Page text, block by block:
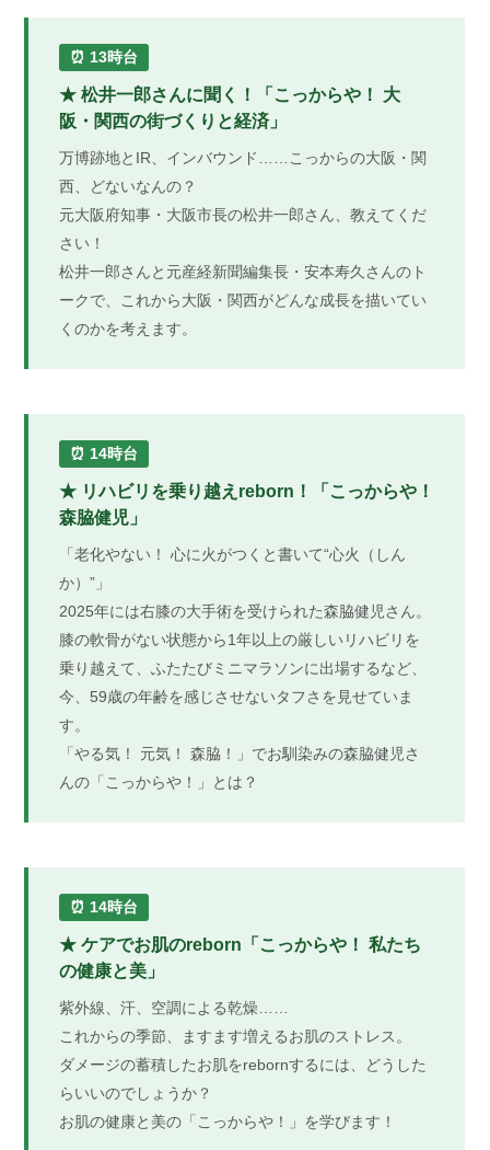
⏰ 13時台
★ 松井一郎さんに聞く！「こっからや！ 大
阪・関西の街づくりと経済」
万博跡地とIR、インバウンド……こっからの大阪・関
西、どないなんの？
元大阪府知事・大阪市長の松井一郎さん、教えてくだ
さい！
松井一郎さんと元産経新聞編集長・安本寿久さんのト
ークで、これから大阪・関西がどんな成長を描いてい
くのかを考えます。
⏰ 14時台
★ リハビリを乗り越えreborn！「こっからや！
森脇健児」
「老化やない！ 心に火がつくと書いて“心火（しん
か）”」
2025年には右膝の大手術を受けられた森脇健児さん。
膝の軟骨がない状態から1年以上の厳しいリハビリを
乗り越えて、ふたたびミニマラソンに出場するなど、
今、59歳の年齢を感じさせないタフさを見せていま
す。
「やる気！ 元気！ 森脇！」でお馴染みの森脇健児さ
んの「こっからや！」とは？
⏰ 14時台
★ ケアでお肌のreborn「こっからや！ 私たち
の健康と美」
紫外線、汗、空調による乾燥……
これからの季節、ますます増えるお肌のストレス。
ダメージの蓄積したお肌をrebornするには、どうした
らいいのでしょうか？
お肌の健康と美の「こっからや！」を学びます！